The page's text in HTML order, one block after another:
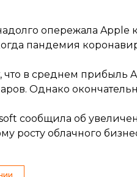
опережала Apple
пандемия
в среднем прибыль
Однако
сообщила об
росту облачного